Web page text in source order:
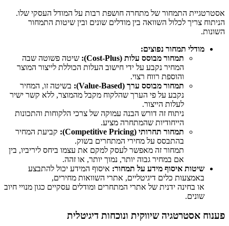
אסטרטגיית התמחור של מתחרה חושפת רבות על המודל העסקי שלו.
הניתוח צריך לכלול השוואה בין מודלים שונים ובין שיטות התמחור
השונות.
מודלי תמחור נפוצים:
תמחור מבוסס עלות (Cost-Plus):
שיטה פשוטה שבה
המחיר נקבע על ידי חישוב העלות הכוללת לייצור המוצר
והוספת רווח רצוי.
תמחור מבוסס ערך (Value-Based):
בשיטה זו, המחיר
נקבע על פי הערך שהלקוח מקבל מהמוצר, ללא קשר ישיר
לעלות הייצור.
ניתוח זה דורש הבנה עמוקה של צרכי הלקוחות והתכונות
הייחודיות שהמתחרה מציע.
תמחור תחרותי (Competitive Pricing):
קביעת המחיר
בהתבסס על מחירי המתחרים בשוק.
תמחור זה מאפשר לעסק למקם את עצמו ביחס ליריביו, בין
אם במחיר גבוה יותר, נמוך יותר, או זהה.
שיטות איסוף מידע על תמחור: איסוף המידע יכול להתבצע
באמצעות כלים דיגיטליים, אתרי השוואות מחירים,
או בחינה ידנית של אתרי המתחרים ומודלים עסקיים כגון מנויי חיוב
שונים.
פענוח אסטרטגיה שיווקית ונוכחות דיגיטלית